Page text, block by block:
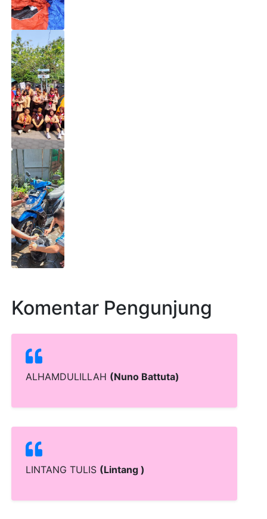
Komentar Pengunjung
ALHAMDULILLAH (Nuno Battuta)
LINTANG TULIS (Lintang )